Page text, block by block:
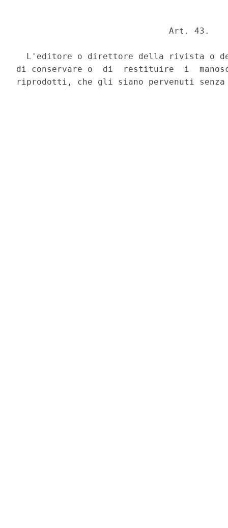
                              Art. 43.
L'editore o direttore della rivista o
di conservare o  di  restituire  i